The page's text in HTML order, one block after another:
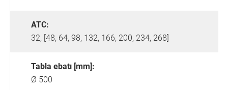
ATC:
32, [48, 64, 98, 132, 166, 200, 234, 268]
Tabla ebatı [mm]:
Ø 500